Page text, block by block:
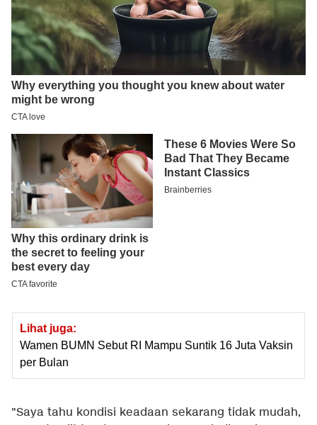
Lihat juga:
Wamen BUMN Sebut RI Mampu Suntik 16 Juta Vaksin
per Bulan
"Saya tahu kondisi keadaan sekarang tidak mudah,